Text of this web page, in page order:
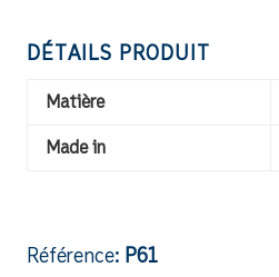
DÉTAILS PRODUIT
Matière
Made in
Référence: P61